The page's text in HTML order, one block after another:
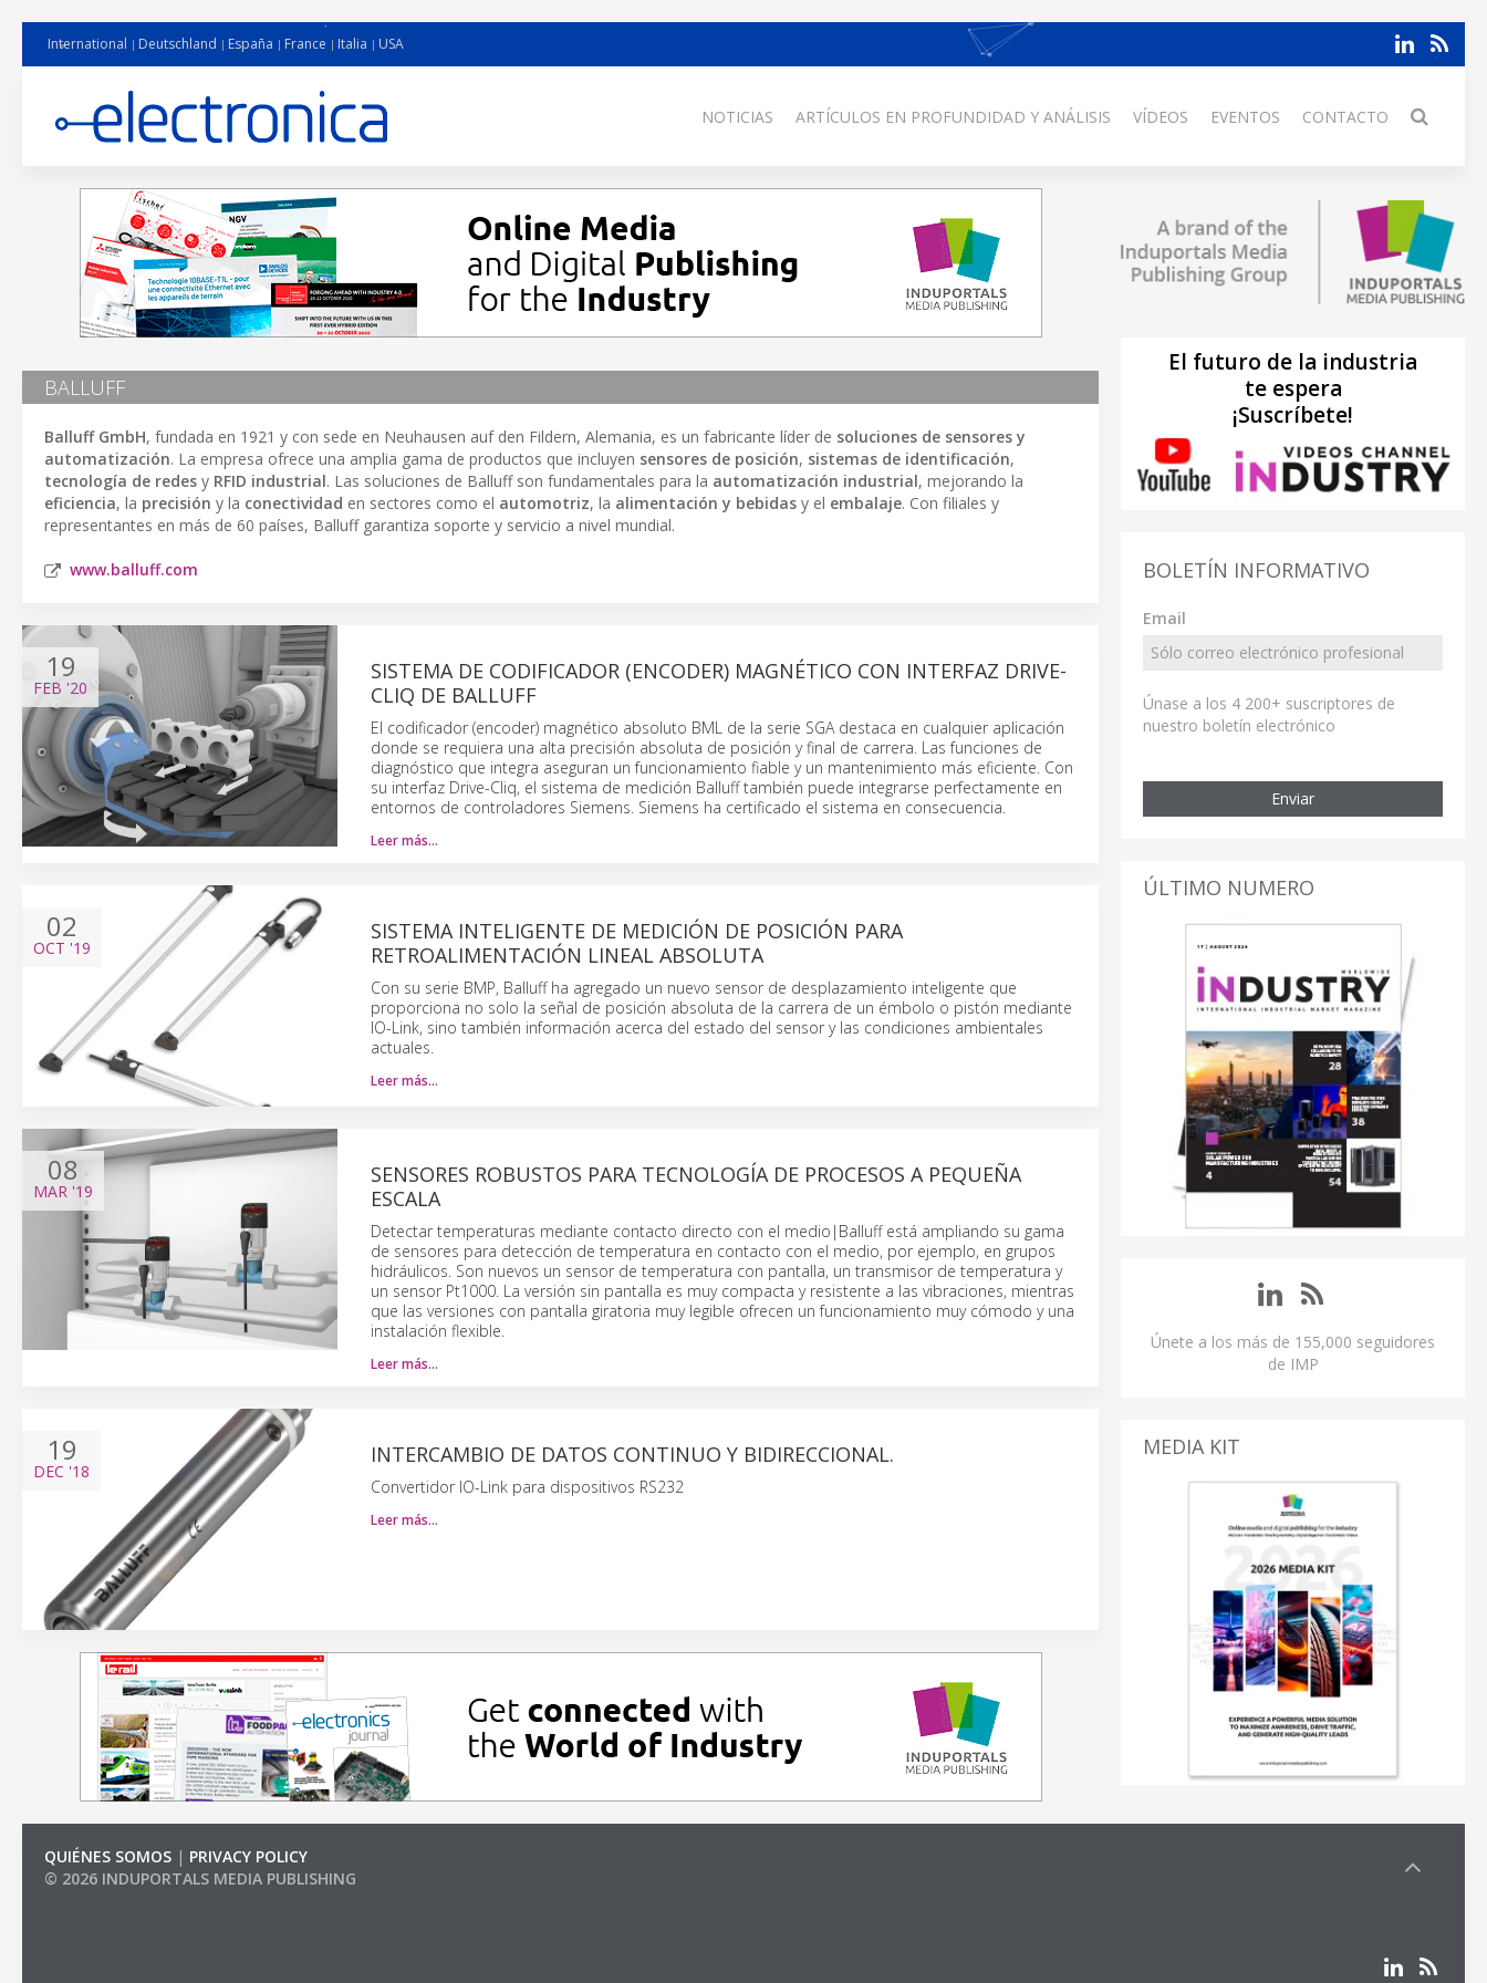
International Deutschland España France Italia USA
NOTICIAS ARTÍCULOS EN PROFUNDIDAD Y ANÁLISIS VÍDEOS EVENTOS CONTACTO
BALLUFF
Balluff GmbH, fundada en 1921 y con sede en Neuhausen auf den Fildern, Alemania, es un fabricante líder de soluciones de sensores y
automatización. La empresa ofrece una amplia gama de productos que incluyen sensores de posición, sistemas de identificación,
tecnología de redes y RFID industrial. Las soluciones de Balluff son fundamentales para la automatización industrial, mejorando la
eficiencia, la precisión y la conectividad en sectores como el automotriz, la alimentación y bebidas y el embalaje. Con filiales y
representantes en más de 60 países, Balluff garantiza soporte y servicio a nivel mundial.
www.balluff.com
19
FEB '20
SISTEMA DE CODIFICADOR (ENCODER) MAGNÉTICO CON INTERFAZ DRIVE-
CLIQ DE BALLUFF
El codificador (encoder) magnético absoluto BML de la serie SGA destaca en cualquier aplicación
donde se requiera una alta precisión absoluta de posición y final de carrera. Las funciones de
diagnóstico que integra aseguran un funcionamiento fiable y un mantenimiento más eficiente. Con
su interfaz Drive-Cliq, el sistema de medición Balluff también puede integrarse perfectamente en
entornos de controladores Siemens. Siemens ha certificado el sistema en consecuencia.
Leer más…
02
OCT '19
SISTEMA INTELIGENTE DE MEDICIÓN DE POSICIÓN PARA
RETROALIMENTACIÓN LINEAL ABSOLUTA
Con su serie BMP, Balluff ha agregado un nuevo sensor de desplazamiento inteligente que
proporciona no solo la señal de posición absoluta de la carrera de un émbolo o pistón mediante
IO-Link, sino también información acerca del estado del sensor y las condiciones ambientales
actuales.
Leer más…
08
MAR '19
SENSORES ROBUSTOS PARA TECNOLOGÍA DE PROCESOS A PEQUEÑA
ESCALA
Detectar temperaturas mediante contacto directo con el medio|Balluff está ampliando su gama
de sensores para detección de temperatura en contacto con el medio, por ejemplo, en grupos
hidráulicos. Son nuevos un sensor de temperatura con pantalla, un transmisor de temperatura y
un sensor Pt1000. La versión sin pantalla es muy compacta y resistente a las vibraciones, mientras
que las versiones con pantalla giratoria muy legible ofrecen un funcionamiento muy cómodo y una
instalación flexible.
Leer más…
19
DEC '18
INTERCAMBIO DE DATOS CONTINUO Y BIDIRECCIONAL.
Convertidor IO-Link para dispositivos RS232
Leer más…
El futuro de la industria
te espera
¡Suscríbete!
BOLETÍN INFORMATIVO
Email
Únase a los 4 200+ suscriptores de
nuestro boletín electrónico
Enviar
ÚLTIMO NUMERO
Únete a los más de 155,000 seguidores
de IMP
MEDIA KIT
QUIÉNES SOMOS | PRIVACY POLICY
© 2026 INDUPORTALS MEDIA PUBLISHING